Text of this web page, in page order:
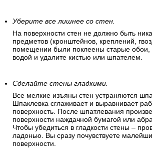
Уберите все лишнее со стен.
На поверхности стен не должно быть
предметов (кронштейнов, креплений,
помещении были поклеены старые обои,
водой и удалите кистью или шпателем.
Сделайте стены гладкими.
Все мелкие изъяны стен устраняются
Шпаклевка сглаживает и выравнивает
поверхность. После шпатлевания
поверхности наждачной бумагой или
Чтобы убедиться в гладкости стены –
ладонью. Вы сразу почувствуете
поверхности.